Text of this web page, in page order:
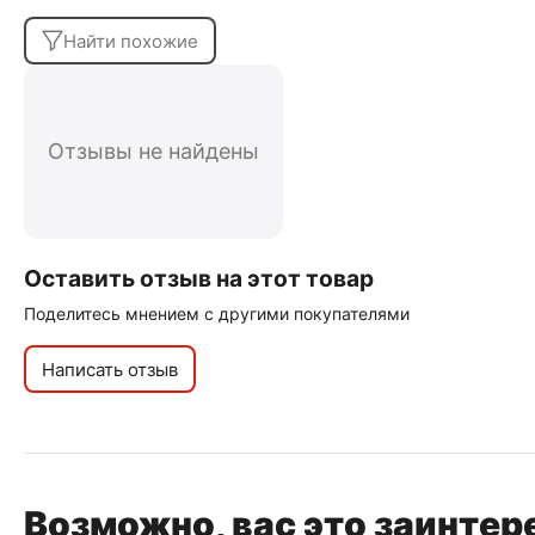
Найти похожие
Отзывы не найдены
Оставить отзыв на этот товар
Поделитесь мнением с другими покупателями
Написать отзыв
Возможно, вас это